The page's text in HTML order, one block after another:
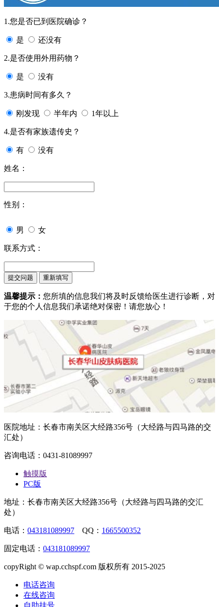
1.您是否已到医院确诊？
是 还没有
2.是否使用外用药物？
是 没有
3.患病时间有多久？
刚发现 半年内 1年以上
4.是否有家族遗传史？
有 没有
姓名：
性别：
男 女
联系方式：
温馨提示： 您所填的信息我们将及时反馈给医生进行诊断，对
于您的个人信息我们承诺绝对保密！请您放心！
医院地址：长春市南关区大经路356号（大经路与四马路的交
汇处）
咨询电话：0431-81089997
触摸版
PC版
地址：长春市南关区大经路356号（大经路与四马路的交汇
处）
电话： 043181089997 QQ： 1665500352
固定电话： 043181089997
copyRight © wap.cchspf.com 版权所有 2015-2025
电话咨询
在线咨询